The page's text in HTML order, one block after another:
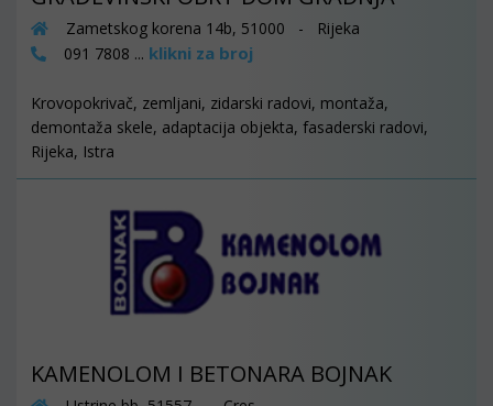
Zametskog korena 14b, 51000 - Rijeka
091 7808 ... klikni za broj
Krovopokrivač, zemljani, zidarski radovi, montaža,
demontaža skele, adaptacija objekta, fasaderski radovi,
Rijeka, Istra
KAMENOLOM I BETONARA BOJNAK